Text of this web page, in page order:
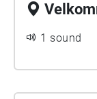
1 sound